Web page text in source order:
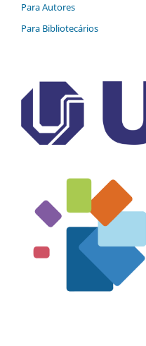
Para Autores
Para Bibliotecários